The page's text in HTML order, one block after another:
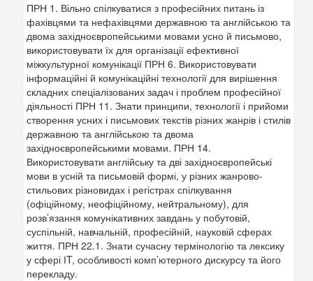
ПРН 1. Вільно спілкуватися з професійних питань із
фахівцями та нефахівцями державною та англійською та
двома західноєвропейськими мовами усно й письмово,
використовувати їх для організації ефективної
міжкультурної комунікації ПРН 6. Використовувати
інформаційні й комунікаційні технології для вирішення
складних спеціалізованих задач і проблем професійної
діяльності ПРН 11. Знати принципи, технології і прийоми
створення усних і письмових текстів різних жанрів і стилів
державною та англійською та двома
західноєвропейськими мовами. ПРН 14.
Використовувати англійську та дві західноєвропейські
мови в усній та письмовій формі, у різних жанрово-
стильових різновидах і регістрах спілкування
(офіційному, неофіційному, нейтральному), для
розв’язання комунікативних завдань у побутовій,
суспільній, навчальній, професійній, науковій сферах
життя. ПРН 22.1. Знати сучасну термінологію та лексику
у сфері ІT, особливості комп’ютерного дискурсу та його
перекладу.